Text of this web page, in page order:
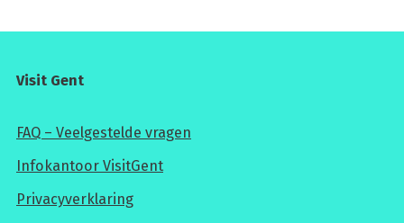
Visit Gent
FAQ – Veelgestelde vragen
Infokantoor VisitGent
Privacyverklaring